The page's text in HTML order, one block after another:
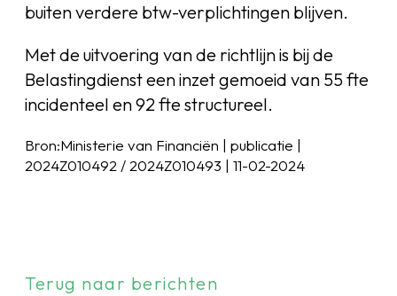
buiten verdere btw-verplichtingen blijven.
Met de uitvoering van de richtlijn is bij de
Belastingdienst een inzet gemoeid van 55 fte
incidenteel en 92 fte structureel.
Bron:Ministerie van Financiën | publicatie |
2024Z010492 / 2024Z010493 | 11-02-2024
Terug naar berichten